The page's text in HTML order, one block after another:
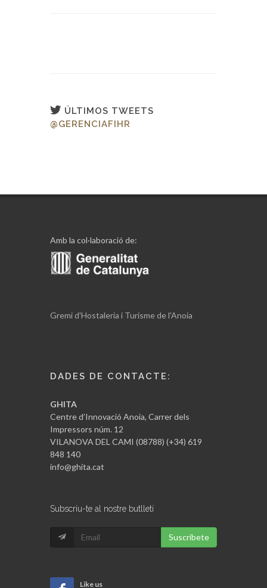
ÚLTIMOS TWEETS
@GERENCIAFIHR
Amb la col·laboració de:
Gremi d'Hostaleria i Turisme de l'Anoia
DADES DE CONTACTE:
GHITA
Centre d’Innovació Anoia, Carrer dels
Impressors núm. 12
VILANOVA DEL CAMI (08788) (+34) 619
848 140
info@ghita.cat
Subscriu-te al nostre butlletí
Suscribete
Like us